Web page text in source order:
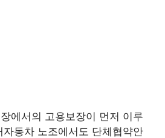
에서의 고용보장이 먼저 이루
동차 노조에서도 단체협약안